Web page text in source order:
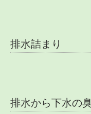
排水詰まり
排水から下水の